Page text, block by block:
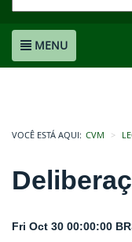
MENU
VOCÊ ESTÁ AQUI: CVM
Fri Oct 30 00:00:00